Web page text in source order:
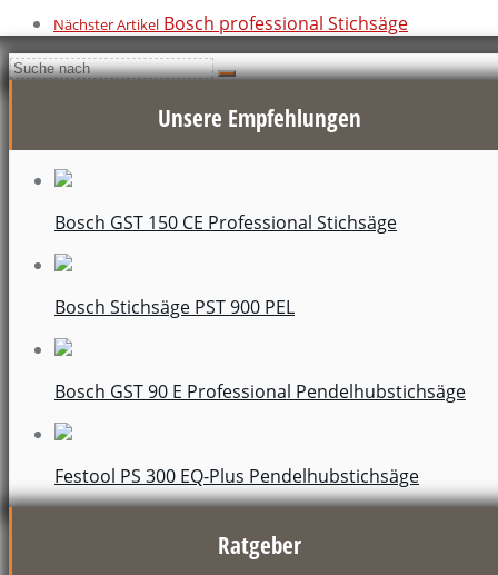
Nächster Artikel Bosch professional Stichsäge
Unsere Empfehlungen
Bosch GST 150 CE Professional Stichsäge
Bosch Stichsäge PST 900 PEL
Bosch GST 90 E Professional Pendelhubstichsäge
Festool PS 300 EQ-Plus Pendelhubstichsäge
Ratgeber